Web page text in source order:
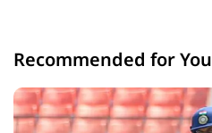
Recommended for You